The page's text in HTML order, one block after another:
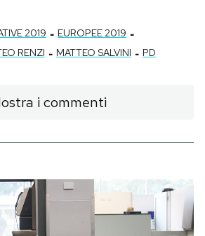
2019 - EUROPEE 2019 -
RENZI - MATTEO SALVINI - PD
i commenti